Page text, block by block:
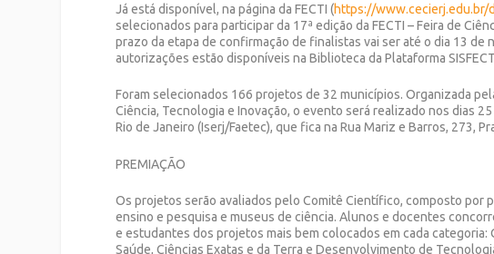
Já está disponível, na página da FECTI (https://
selecionados para participar da 17ª edição da FECTI – Feira de
prazo da etapa de confirmação de finalistas vai ser até o dia 13
autorizações estão disponíveis na Biblioteca da Plataforma
Foram selecionados 166 projetos de 32 municípios.Organizada
Ciência, Tecnologia e Inovação, o evento será realizado nos dias
Rio de Janeiro (Iserj/Faetec), que fica na Rua Mariz e Barros, 273,
PREMIAÇÃO
Os projetos serão avaliados pelo Comitê Científico, composto
ensino e pesquisa e museus de ciência. Alunos e docentes
e estudantes dos projetos mais bem colocados em cada categoria:
Saúde, Ciências Exatas e da Terra e Desenvolvimento de